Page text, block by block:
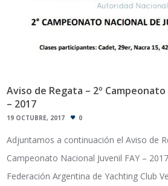
Aviso de Regata – 2º Campeonato
– 2017
19 OCTUBRE, 2017 0
Adjuntamos a continuación el Aviso de
Campeonato Nacional Juvenil FAY –
Federación Argentina de Yachting Club